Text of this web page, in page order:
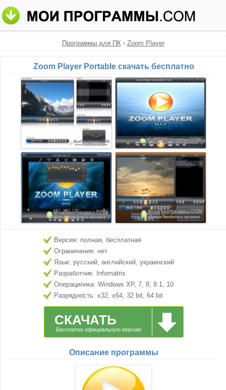
Программы для ПК› Zoom Player
Zoom Player Portable скачать бесплатно
Версия: полная, бесплатная
Ограничения: нет
Язык: русский, английский, украинский
Разработчик: Infomatrix
Операционка: Windows XP, 7, 8, 8.1, 10
Разрядность: x32, x64, 32 bit, 64 bit
СКАЧАТЬ
Бесплатно официальную версию
Описание программы